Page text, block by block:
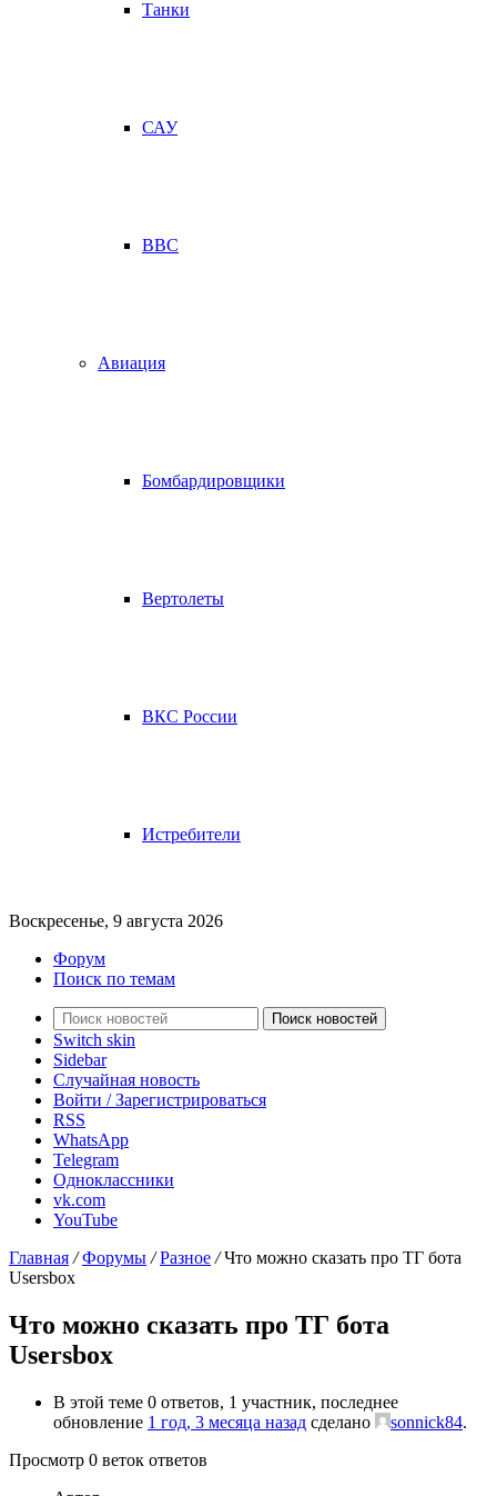
Танки
САУ
ВВС
Авиация
Бомбардировщики
Вертолеты
ВКС России
Истребители
Воскресенье, 9 августа 2026
Форум
Поиск по темам
Поиск новостей
Switch skin
Sidebar
Случайная новость
Войти / Зарегистрироваться
RSS
WhatsApp
Telegram
Одноклассники
vk.com
YouTube
Главная / Форумы / Разное / Что можно сказать про ТГ бота
Usersbox
Что можно сказать про ТГ бота
Usersbox
В этой теме 0 ответов, 1 участник, последнее
обновление 1 год, 3 месяца назад сделано sonnick84.
Просмотр 0 веток ответов